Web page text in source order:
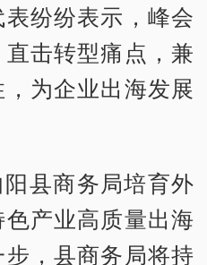
纷纷表示，峰会
击转型痛点，兼
为企业出海发展
县商务局培育外
产业高质量出海
，县商务局将持